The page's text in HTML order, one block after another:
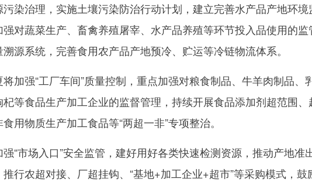
染治理，实施土壤污染防治行动计划，建立完善水产品产地环境
对蔬菜生产、畜禽养殖屠宰、水产品养殖等环节投入品使用的监
源系统，完善食用农产品产地预冷、贮运等冷链物流体系。
强“工厂车间”质量控制，重点加强对粮食制品、牛羊肉制品、
等食品生产加工企业的监督管理，持续开展食品添加剂超范围、
用物质生产加工食品等“两超一非”专项整治。
市场入口”安全监管，建好用好各类快速检测资源，推动产地准
行农超对接、厂超挂钩、“基地+加工企业+超市”等采购模式，鼓